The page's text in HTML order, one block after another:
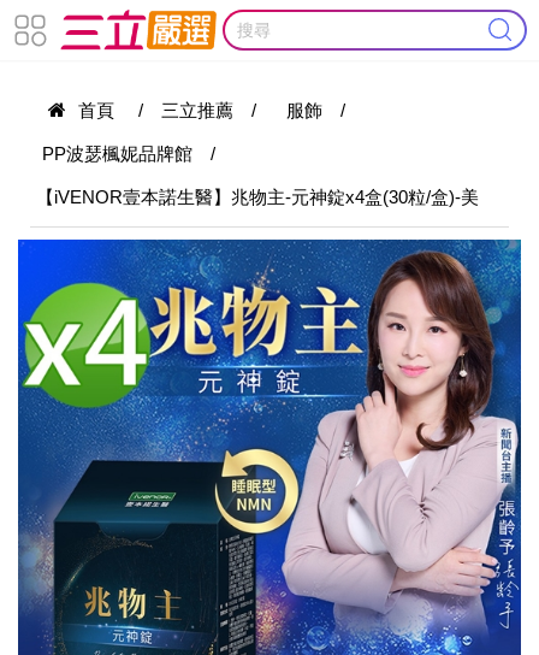
首頁 / 三立推薦 / 服飾 /
PP波瑟楓妮品牌館 /
【iVENOR壹本諾生醫】兆物主-元神錠x4盒(30粒/盒)-美